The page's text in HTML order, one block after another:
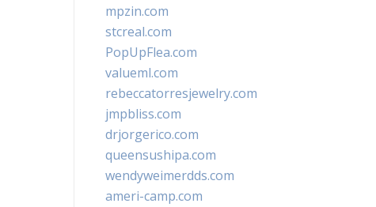
mpzin.com
stcreal.com
PopUpFlea.com
valueml.com
rebeccatorresjewelry.com
jmpbliss.com
drjorgerico.com
queensushipa.com
wendyweimerdds.com
ameri-camp.com